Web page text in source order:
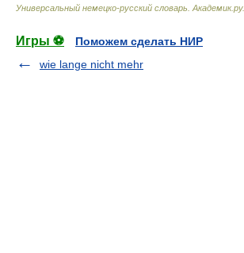
Универсальный немецко-русский словарь Академик.ру.
Игры ⚽
Поможем сделать НИР
wie lange nicht mehr